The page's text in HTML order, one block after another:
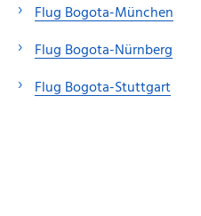
Flug Bogota-München
Flug Bogota-Nürnberg
Flug Bogota-Stuttgart